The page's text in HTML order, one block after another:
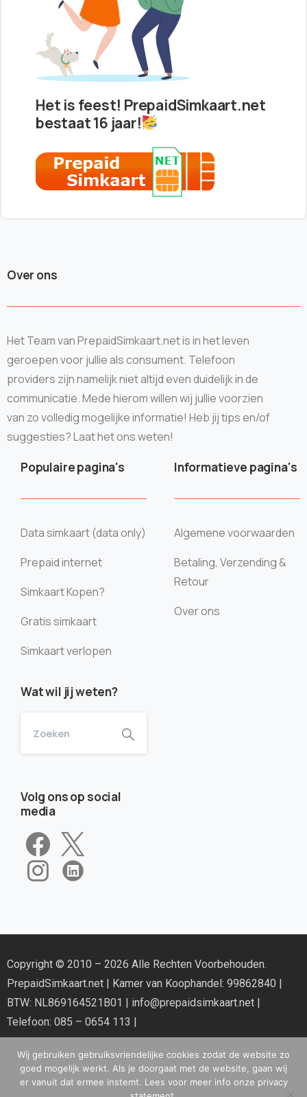
Het is feest! PrepaidSimkaart.net
bestaat 16 jaar!
Over ons
Het Team van PrepaidSimkaart.net is in het leven
geroepen voor jullie als consument. Telefoon
providers zijn namelijk niet altijd even duidelijk in de
communicatie. Mede hierom willen wij jullie voorzien
van zo volledig mogelijke informatie! Heb jij tips en/of
suggesties? Laat het ons weten!
Populaire pagina's
Data simkaart (data only)
Prepaid internet
Simkaart Kopen?
Gratis simkaart
Simkaart verlopen
Informatieve pagina's
Algemene voorwaarden
Betaling, Verzending &
Retour
Over ons
Wat wil jij weten?
Volg ons op social
media
Copyright © 2010 – 2026 Alle Rechten Voorbehouden.
PrepaidSimkaart.net | Kamer van Koophandel: 99862840 |
BTW: NL869164521B01 | info@prepaidsimkaart.net |
Telefoon: 085 – 0654 113 |
Wij gebruiken gebruiksvriendelijke cookies zodat de website zo
goed mogelijk werkt. Als je doorgaat met de website, gaan wij
er vanuit dat ermee instemt. Lees voor meer info onze privacy